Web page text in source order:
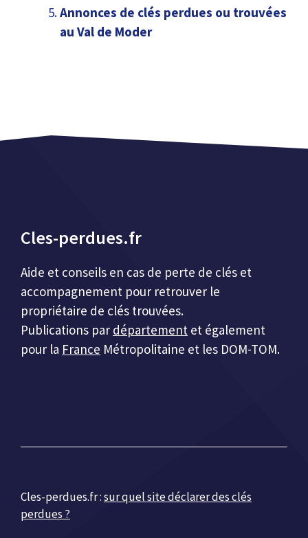
Annonces de clés perdues ou trouvées
au Val de Moder
Cles-perdues.fr
Aide et conseils en cas de perte de clés et
accompagnement pour retrouver le
propriétaire de clés trouvées.
Publications par département et également
pour la France Métropolitaine et les DOM-TOM.
Cles-perdues.fr :sur quel site déclarer des clés
perdues ?